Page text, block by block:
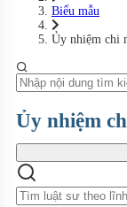
Biểu mẫu
Ủy nhiệm chi
Ủy nhiệm